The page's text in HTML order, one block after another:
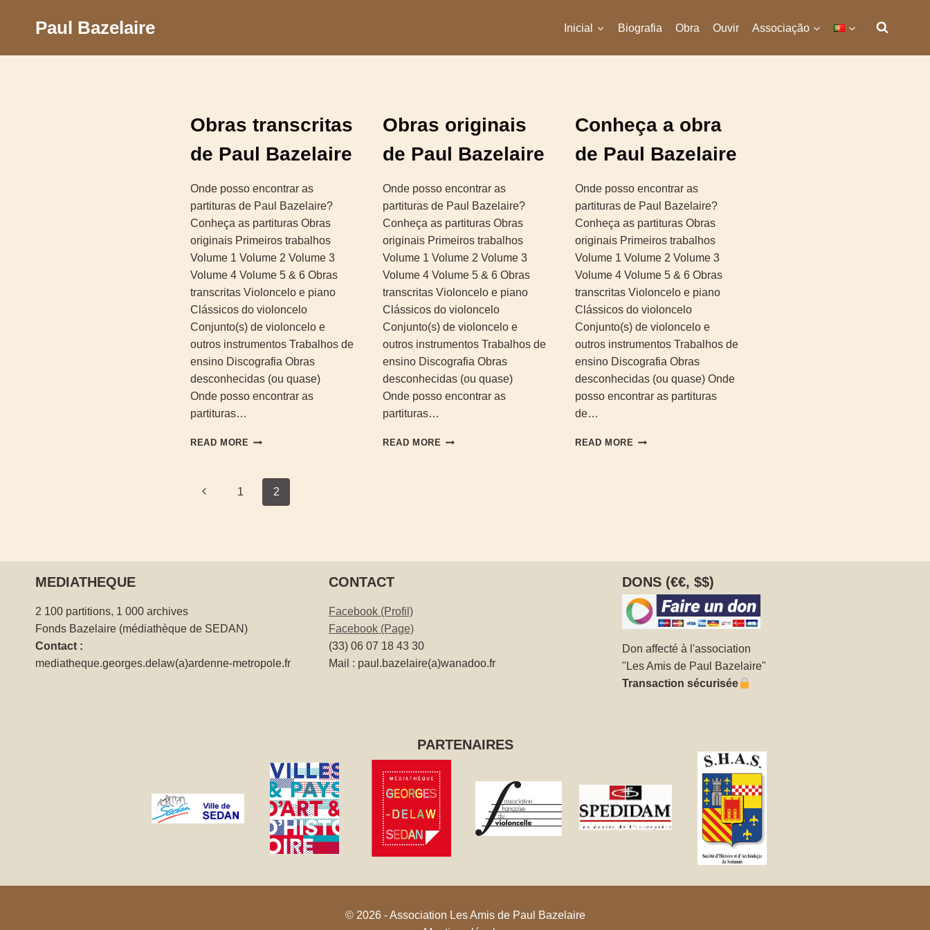
Paul Bazelaire Inicial Biografia Obra Ouvir Associação
Obras transcritas
de Paul Bazelaire
Onde posso encontrar as
partituras de Paul Bazelaire?
Conheça as partituras Obras
originais Primeiros trabalhos
Volume 1 Volume 2 Volume 3
Volume 4 Volume 5 & 6 Obras
transcritas Violoncelo e piano
Clássicos do violoncelo
Conjunto(s) de violoncelo e
outros instrumentos Trabalhos de
ensino Discografia Obras
desconhecidas (ou quase)
Onde posso encontrar as
partituras…
READ MORE OBRAS
PAUL
BAZELAIRE
Obras originais
de Paul Bazelaire
Onde posso encontrar as
partituras de Paul Bazelaire?
Conheça as partituras Obras
originais Primeiros trabalhos
Volume 1 Volume 2 Volume 3
Volume 4 Volume 5 & 6 Obras
transcritas Violoncelo e piano
Clássicos do violoncelo
Conjunto(s) de violoncelo e
outros instrumentos Trabalhos de
ensino Discografia Obras
desconhecidas (ou quase)
Onde posso encontrar as
partituras…
READ MORE OBRAS
Conheça a obra
de Paul Bazelaire
Onde posso encontrar as
partituras de Paul Bazelaire?
Conheça as partituras Obras
originais Primeiros trabalhos
Volume 1 Volume 2 Volume 3
Volume 4 Volume 5 & 6 Obras
transcritas Violoncelo e piano
Clássicos do violoncelo
Conjunto(s) de violoncelo e
outros instrumentos Trabalhos de
ensino Discografia Obras
desconhecidas (ou quase) Onde
posso encontrar as partituras
de…
READ MORE CONHEÇA
Page
Previous
1 2
MEDIATHEQUE
2 100 partitions, 1 000 archives
Fonds Bazelaire (médiathèque de SEDAN)
Contact :
mediatheque.georges.delaw(a)ardenne-metropole.fr
CONTACT
Facebook (Profil)
Facebook (Page)
(33) 06 07 18 43 30
Mail : paul.bazelaire(a)wanadoo.fr
DONS (€€, $$)
Don affecté à l'association
"Les Amis de Paul Bazelaire"
Transaction sécurisée
PARTENAIRES
© 2026 - Association Les Amis de Paul Bazelaire